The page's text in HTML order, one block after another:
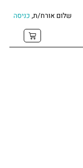
שלום אורח/ת,כניסה